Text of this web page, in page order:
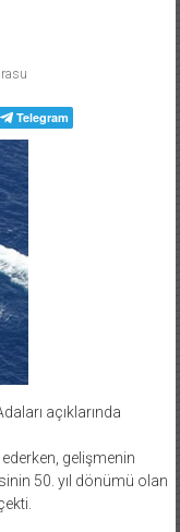
Telegram
açıklarında
gelişmenin
50. yıl dönümü olan